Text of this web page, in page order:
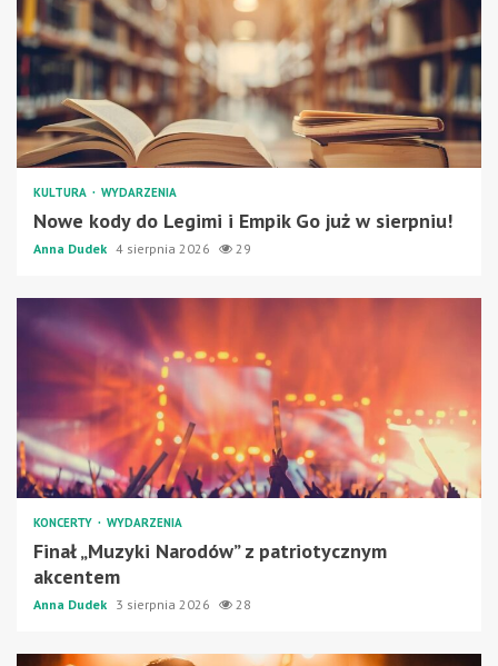
KULTURA WYDARZENIA
Nowe kody do Legimi i Empik Go już w sierpniu!
Anna Dudek 4 sierpnia 2026 29
KONCERTY WYDARZENIA
Finał „Muzyki Narodów” z patriotycznym
akcentem
Anna Dudek 3 sierpnia 2026 28